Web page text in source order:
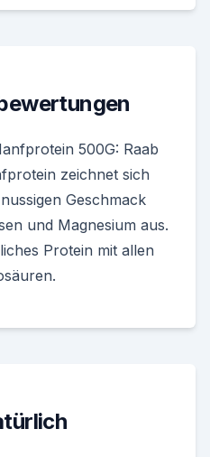
500G: Raab
zeichnet sich
Geschmack
und Magnesium aus.
Protein mit allen